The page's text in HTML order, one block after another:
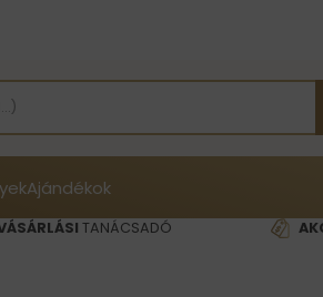
Ajándékok
TANÁCSADÓ